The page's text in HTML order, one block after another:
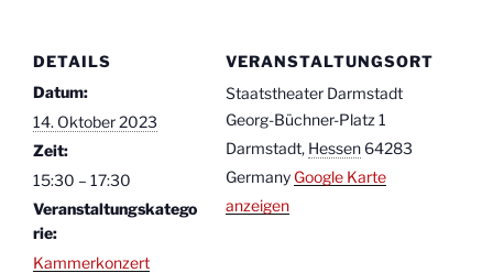
DETAILS
Datum:
14. Oktober 2023
Zeit:
15:30 – 17:30
Veranstaltungskatego
rie:
Kammerkonzert
VERANSTALTUNGSORT
Staatstheater Darmstadt
Georg-Büchner-Platz 1
Darmstadt, Hessen 64283
Germany Google Karte
anzeigen